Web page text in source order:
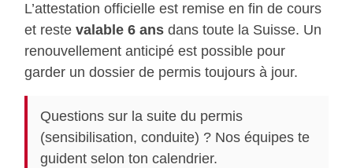
L’attestation officielle est remise en fin de cours
et reste valable 6 ans dans toute la Suisse. Un
renouvellement anticipé est possible pour
garder un dossier de permis toujours à jour.
Questions sur la suite du permis
(sensibilisation, conduite) ? Nos équipes te
guident selon ton calendrier.